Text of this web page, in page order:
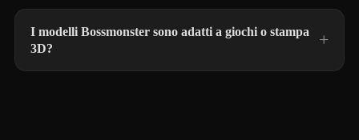
I modelli Bossmonster sono adatti a giochi o stampa
3D?